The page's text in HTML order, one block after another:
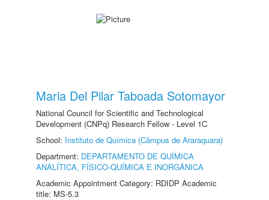
Maria Del Pilar Taboada Sotomayor
National Council for Scientific and Technological
Development (CNPq) Research Fellow - Level 1C
School: Instituto de Química (Câmpus de Araraquara)
Department: DEPARTAMENTO DE QUÍMICA
ANALÍTICA, FÍSICO-QUÍMICA E INORGÂNICA
Academic Appointment Category: RDIDP Academic
title: MS-5.3